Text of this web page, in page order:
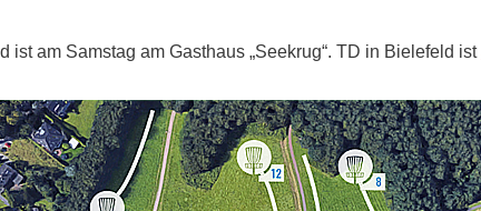
am Samstag am Gasthaus „Seekrug“. TD in Bielefeld ist